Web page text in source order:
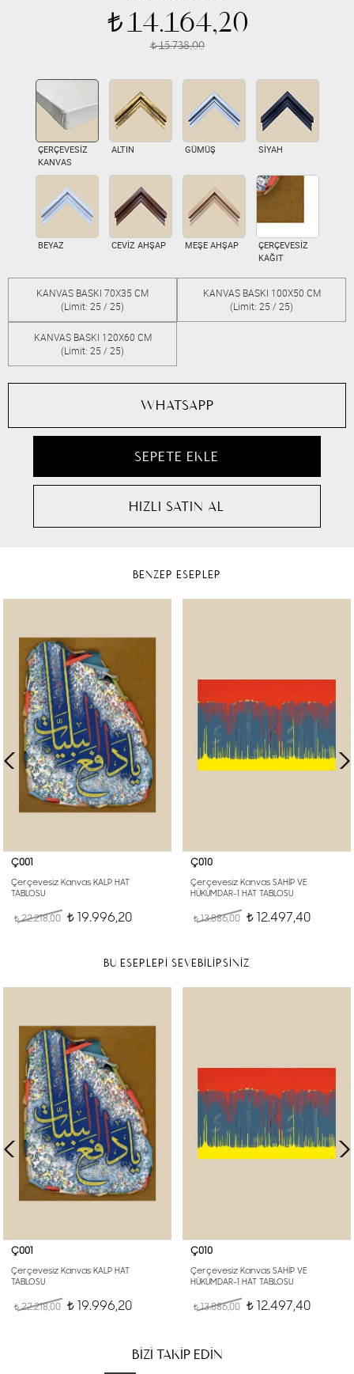
t14.164,20
t15.738,00
ÇERÇEVESİZ
KANVAS
ALTIN GÜMÜŞ SİYAH
BEYAZ CEVİZ AHŞAP MEŞE AHŞAP
ÇERÇEVESİZ
KAĞIT
KANVAS BASKI 70X35 CM
(Limit: 25 / 25)
KANVAS BASKI 100X50 CM
(Limit: 25 / 25)
KANVAS BASKI 120X60 CM
(Limit: 25 / 25)
WHATSAPP
BENZER ESERLER
Ç001
Çerçevesiz Kanvas KALP HAT
TABLOSU
t22.218,00 t 19.996,20
Ç010
Çerçevesiz Kanvas SAHİP VE
HÜKÜMDAR-1 HAT TABLOSU
t13.886,00 t 12.497,40
BU ESERLERİ SEVEBİLİRSİNİZ
Ç001
Çerçevesiz Kanvas KALP HAT
TABLOSU
t22.218,00 t 19.996,20
Ç010
Çerçevesiz Kanvas SAHİP VE
HÜKÜMDAR-1 HAT TABLOSU
t13.886,00 t 12.497,40
BİZİ TAKİP EDİN